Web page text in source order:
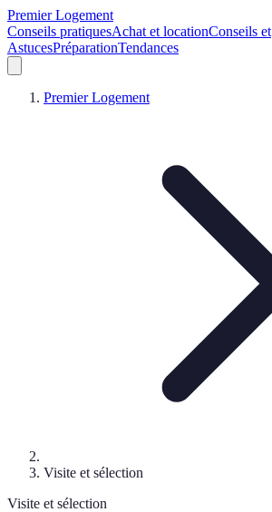
Premier Logement
Conseils pratiquesAchat et locationConseils et
AstucesPréparationTendances
Premier Logement
Visite et sélection
Visite et sélection